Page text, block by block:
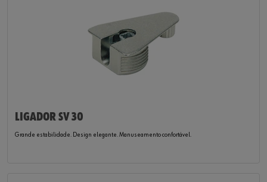
LIGADOR SV 30
Grande estabilidade. Design elegante. Manuseamento confortável.